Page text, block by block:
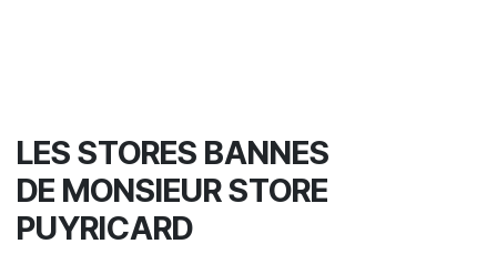
LES STORES BANNES
DE MONSIEUR STORE
PUYRICARD